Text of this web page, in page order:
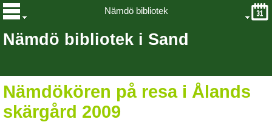
Nämdö bibliotek i Sand
Nämdö bibliotek
Nämdökören på resa i Ålands
skärgård 2009